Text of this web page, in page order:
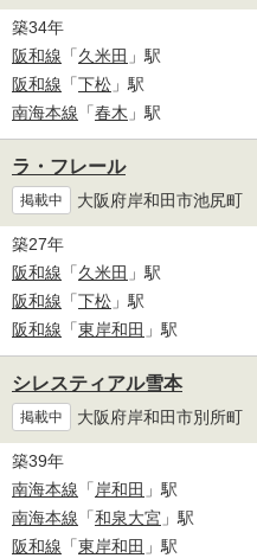
築34年
阪和線 「久米田 」駅
阪和線 「下松 」駅
南海本線 「春木 」駅
ラ・フレール
掲載中 大阪府岸和田市池尻町
築27年
阪和線 「久米田 」駅
阪和線 「下松 」駅
阪和線 「東岸和田 」駅
シレスティアル雪本
掲載中 大阪府岸和田市別所町
築39年
南海本線 「岸和田 」駅
南海本線 「和泉大宮 」駅
阪和線 「東岸和田 」駅